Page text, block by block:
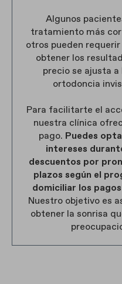
Algunos
tratamiento más
otros pueden
obtener los
precio se ajusta
ortodoncia
Para facilitarte el
nuestra clínica
pago. Puedes
intereses
descuentos por
plazos según el
domiciliar los
Nuestro objetivo es
obtener la sonrisa